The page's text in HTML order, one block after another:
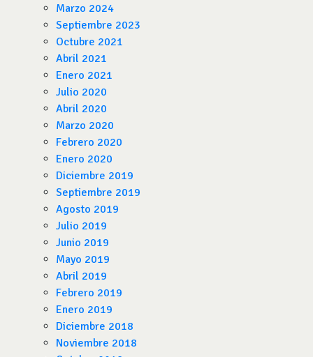
Marzo 2024
Septiembre 2023
Octubre 2021
Abril 2021
Enero 2021
Julio 2020
Abril 2020
Marzo 2020
Febrero 2020
Enero 2020
Diciembre 2019
Septiembre 2019
Agosto 2019
Julio 2019
Junio 2019
Mayo 2019
Abril 2019
Febrero 2019
Enero 2019
Diciembre 2018
Noviembre 2018